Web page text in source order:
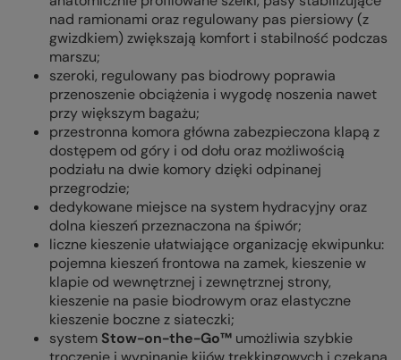
nad ramionami oraz regulowany pas piersiowy (z
gwizdkiem) zwiększają komfort i stabilność podczas
marszu;
szeroki, regulowany pas biodrowy poprawia
przenoszenie obciążenia i wygodę noszenia nawet
przy większym bagażu;
przestronna komora główna zabezpieczona klapą z
dostępem od góry i od dołu oraz możliwością
podziału na dwie komory dzięki odpinanej
przegrodzie;
dedykowane miejsce na system hydracyjny oraz
dolna kieszeń przeznaczona na śpiwór;
liczne kieszenie ułatwiające organizację ekwipunku:
pojemna kieszeń frontowa na zamek, kieszenie w
klapie od wewnętrznej i zewnętrznej strony,
kieszenie na pasie biodrowym oraz elastyczne
kieszenie boczne z siateczki;
system Stow-on-the-Go™ umożliwia szybkie